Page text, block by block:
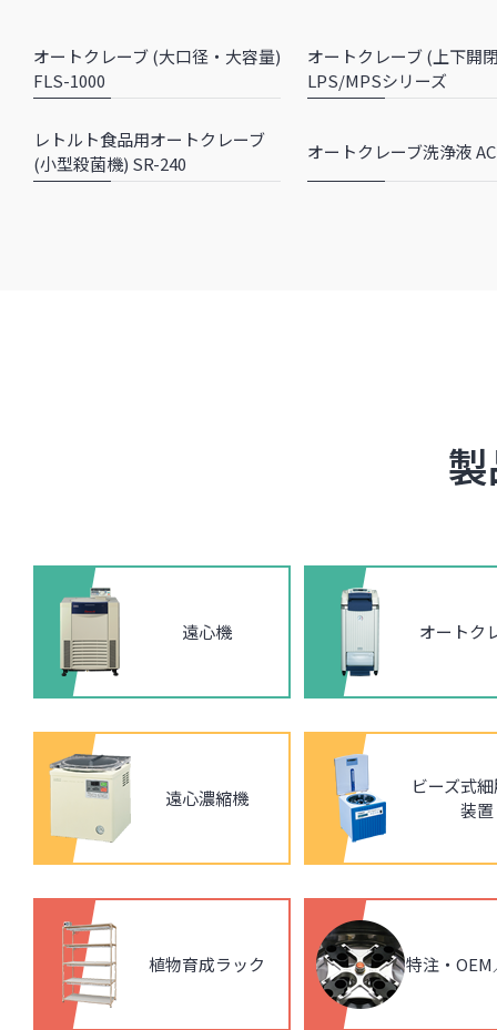
オートクレーブ (大口径・大容量)
FLS-1000
オートクレーブ (上下開
LPS/MPSシリーズ
レトルト食品用オートクレーブ
(小型殺菌機) SR-240
オートクレーブ洗浄液
遠心機 オートク
遠心濃縮機
ビーズ式
装置
植物育成ラック 特注・